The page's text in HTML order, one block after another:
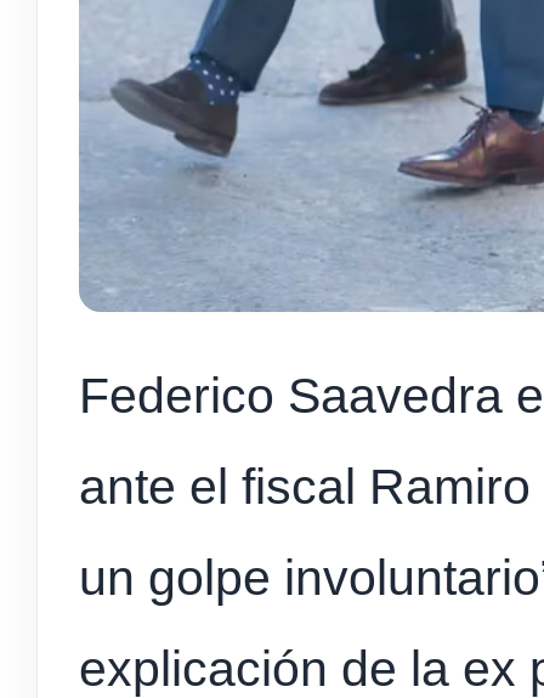
Federico Saavedra
ante el fiscal
un golpe
explicación de la ex